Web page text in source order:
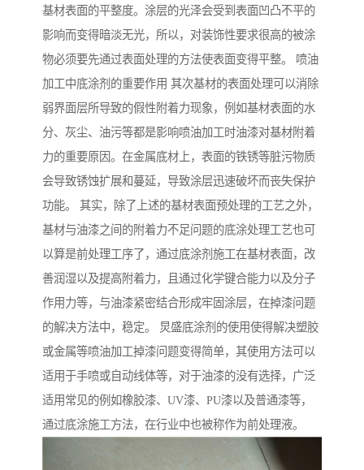
基材表面的平整度。涂层的光泽会受到表面凹凸不平的
影响而变得暗淡无光，所以，对装饰性要求很高的被涂
物必须要先通过表面处理的方法使表面变得平整。 喷油
加工中底涂剂的重要作用 其次基材的表面处理可以消除
弱界面层所导致的假性附着力现象，例如基材表面的水
分、灰尘、油污等都是影响喷油加工时油漆对基材附着
力的重要原因。在金属底材上，表面的铁锈等脏污物质
会导致锈蚀扩展和蔓延，导致涂层迅速破坏而丧失保护
功能。 其实，除了上述的基材表面预处理的工艺之外，
基材与油漆之间的附着力不足问题的底涂处理工艺也可
以算是前处理工序了，通过底涂剂施工在基材表面，改
善润湿以及提高附着力，且通过化学键合能力以及分子
作用力等，与油漆紧密结合形成牢固涂层，在掉漆问题
的解决方法中，稳定。 炅盛底涂剂的使用使得解决塑胶
或金属等喷油加工掉漆问题变得简单，其使用方法可以
适用于手喷或自动线体等，对于油漆的没有选择，广泛
适用常见的例如橡胶漆、UV漆、PU漆以及普通漆等，
通过底涂施工方法，在行业中也被称作为前处理液。